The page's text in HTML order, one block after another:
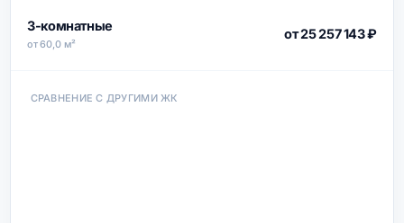
3-комнатные
от 60,0 м²
от 25 257 143 ₽
СРАВНЕНИЕ С ДРУГИМИ ЖК